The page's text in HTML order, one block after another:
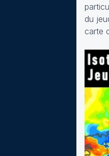
du
carte